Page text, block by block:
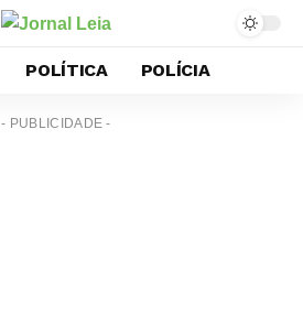
POLÍTICA POLÍCIA
- PUBLICIDADE -